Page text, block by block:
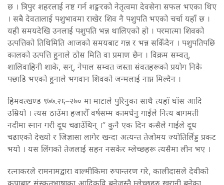
छ । त्रिपुर शहरलाई नष्ट गर्न शङ्गरको नेतृत्वमा देवसेना सफल भएका थिए
। सबै देवतालाई पशुभावमा राखेर शिव नै पशुपति भएको चर्चा यहाँ छ ।
यही समयदेखि उनलाई पशुपति भन्न थालिएको हो । परमात्मा शिवको
उत्पत्तिको तिथिमिति आजको समयबाट गन्न र भन्न सकिँदैन । पशुपतिपछि
कालको उत्पत्ति हुनाले ठोस मिति वा प्रमाण छैन । विक्रम सम्वत्,
शालिवाहिनी शाके, सन्, नेपाल सम्वत जस्ता संवतहरूको प्रयोग निकै
पछाडि भएको हुनाले भगवान शिवको जन्मलाई नाप्न मिल्दैन ।
हिमवत्खण्ड ९७७.२६–२७० मा माटाले पुरिनुका साथै त्यहाँ घाँस आदि
उम्रियो । त्यस ठाउँमा हजारौँ वर्षसम्म कामधेनु गाईले नित्य बागमती
नदीमा स्नान गरी दूध चढाउँथिन् ।” कुनै एक दिन कसैले गाईले दूध
चढाएको देख्यो र जिज्ञासा लागेर खन्दा अत्यन्त तेजोमय ज्योतिर्लिड्ड प्रकट
भयो । यस लिंगको तेजलाई सहन नसकेर म्लेच्छहरू त्यसैमा लीन भए ।
रत्नाकरले रामनामद्वारा वाल्मीकिमा रुपान्तरण गरे, कालीदासले देवीको
कृपाबाट संस्कृतभाषाका आदिकवि बनेजस्तै म्लेच्छहरु खरानी बनेका